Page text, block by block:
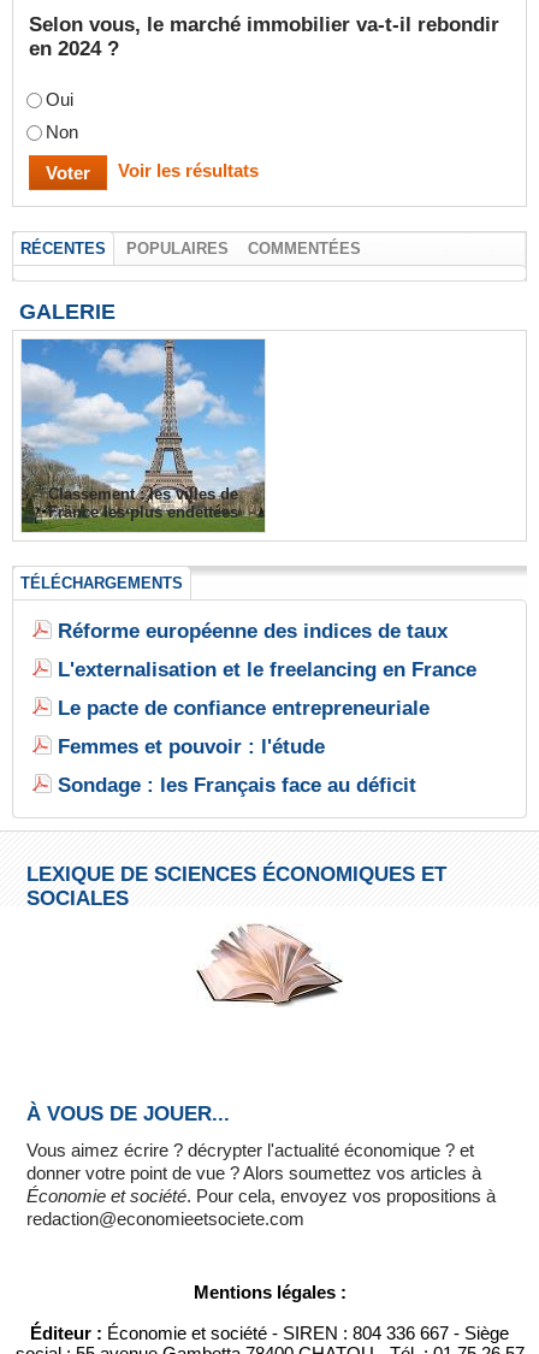
Selon vous, le marché immobilier va-t-il rebondir
en 2024 ?
Oui
Non
Voir les résultats
RÉCENTES POPULAIRES COMMENTÉES
GALERIE
Classement : les villes de
France les plus endettées
TÉLÉCHARGEMENTS
Réforme européenne des indices de taux
L'externalisation et le freelancing en France
Le pacte de confiance entrepreneuriale
Femmes et pouvoir : l'étude
Sondage : les Français face au déficit
LEXIQUE DE SCIENCES ÉCONOMIQUES ET
SOCIALES
À VOUS DE JOUER...
Vous aimez écrire ? décrypter l'actualité économique ? et
donner votre point de vue ? Alors soumettez vos articles à
Économie et société. Pour cela, envoyez vos propositions à
redaction@economieetsociete.com
Mentions légales :
Éditeur : Économie et société - SIREN : 804 336 667 - Siège